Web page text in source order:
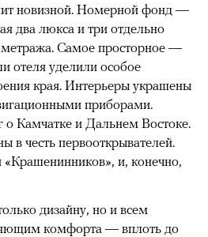
новизной. Номерной фонд —
два люкса и три отдельно
Самое просторное —
отеля уделили особое
края. Интерьеры украшены
приборами.
о Камчатке и Дальнем Востоке.
в честь первооткрывателей.
«Крашенинников», и, конечно,
дизайну, но и всем
комфорта — вплоть до